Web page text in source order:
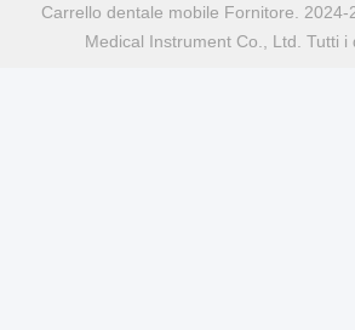
Carrello dentale mobile Fornitore. 2024-
Medical Instrument Co., Ltd. Tutti i